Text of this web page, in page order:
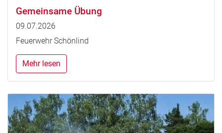
Gemeinsame Übung
09.07.2026
Feuerwehr Schönlind
Mehr lesen